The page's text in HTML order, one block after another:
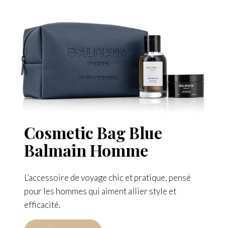
Cosmetic Bag Blue
Balmain Homme
L’accessoire de voyage chic et pratique, pensé
pour les hommes qui aiment allier style et
efficacité.